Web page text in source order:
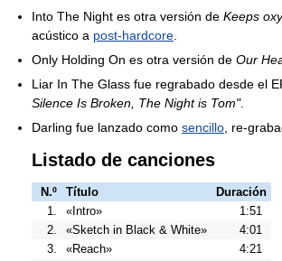
Into The Night es otra versión de Keeps
acústico a post-hardcore
Only Holding On es otra versión de Our
Liar In The Glass fue regrabado desde el
Silence Is Broken, The Night is Tom".
Darling fue lanzado como sencillo , re-
Listado de canciones
N.º Título
Duración
1.
«Intro»
1:51
2.
«Sketch in Black & White»
4:01
3.
«Reach»
4:21